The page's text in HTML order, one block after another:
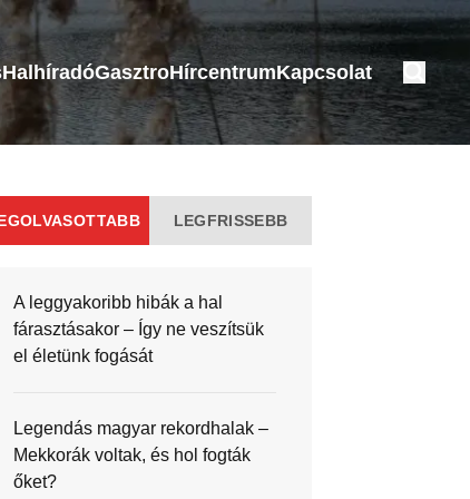
HalhíradóGasztroHírcentrumKapcsolat
LEGFRISSEBB
A leggyakoribb hibák a hal
fárasztásakor – Így ne veszítsük
el életünk fogását
Legendás magyar rekordhalak –
Mekkorák voltak, és hol fogták
őket?